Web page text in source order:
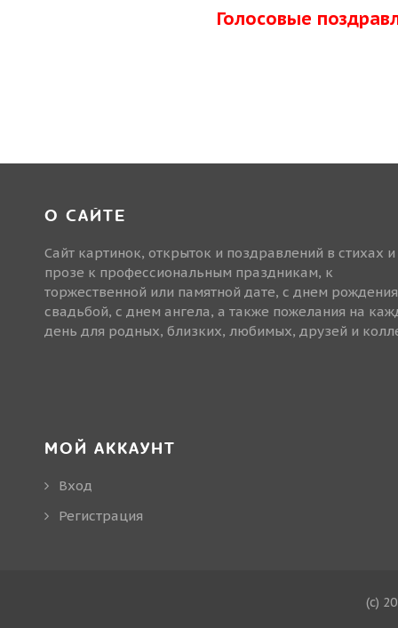
Голосовые
О САЙТЕ
Сайт картинок, открыток и поздравлений в стихах и
прозе к профессиональным праздникам, к
торжественной или памятной дате, с днем
свадьбой, с днем ангела, а также пожелания на
день для родных, близких, любимых, друзей и
МОЙ АККАУНТ
Вход
Регистрация
(c)